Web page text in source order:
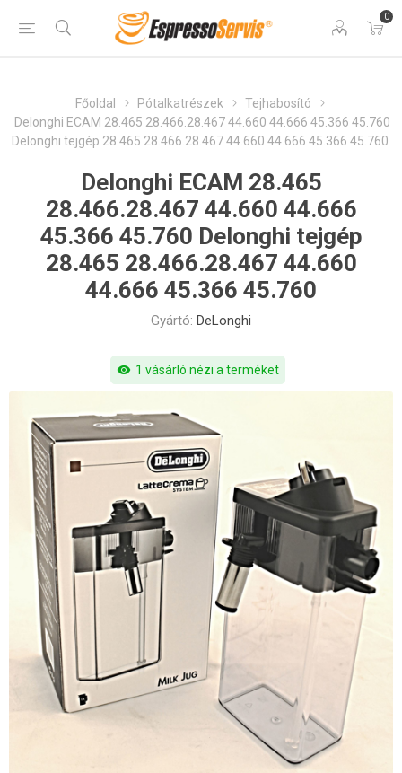
0
Főoldal Pótalkatrészek
Tejhabosító
Delonghi ECAM 28.465 28.466.28.467 44.660 44.666 45.366 45.760
Delonghi tejgép 28.465 28.466.28.467 44.660 44.666 45.366 45.760
Delonghi ECAM 28.465
28.466.28.467 44.660 44.666
45.366 45.760 Delonghi tejgép
28.465 28.466.28.467 44.660
44.666 45.366 45.760
Gyártó: DeLonghi
visibility 1 vásárló nézi a terméket